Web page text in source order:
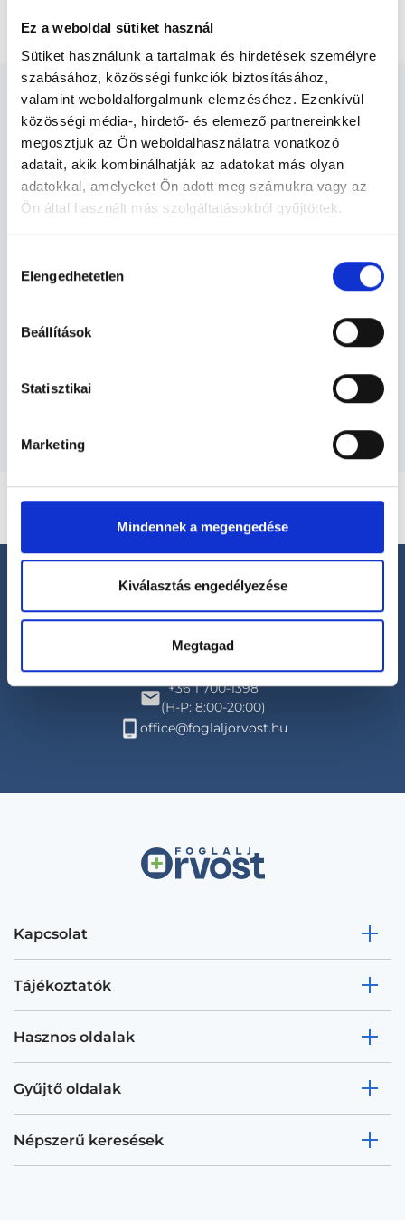
Ez a weboldal sütiket használ
Sütiket használunk a tartalmak és hirdetések személyre
szabásához, közösségi funkciók biztosításához,
valamint weboldalforgalmunk elemzéséhez. Ezenkívül
közösségi média-, hirdető- és elemező partnereinkkel
megosztjuk az Ön weboldalhasználatra vonatkozó
adatait, akik kombinálhatják az adatokat más olyan
adatokkal, amelyeket Ön adott meg számukra vagy az
Ön által használt más szolgáltatásokból gyűjtöttek.
szabályzat:https://foglaljorvost.hu/info/foglaljorvost-
kiválasztása
Elengedhetetlen
Beállítások
Statisztikai
Marketing
Mindennek a megengedése
Kiválasztás engedélyezése
Megtagad
Bőrgyógyász Debrecen -
Bőrgyógyászat
KAPCSOLÓDÓ SZAKTERÜLETEK
Szolgáltatások
Budapesti és vidéki bőrgyógyász orvosok
Segíthetünk?
+36 1 700-1398
(H-P: 8:00-20:00)
office@foglaljorvost.hu
Kapcsolat
Tájékoztatók
Hasznos oldalak
Gyűjtő oldalak
Népszerű keresések